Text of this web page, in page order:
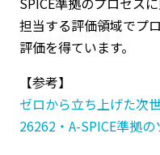
担当する評価領域でプ
評価を得ています。
【参考】
ゼロから立ち上げた次
26262・A-SPICE準拠